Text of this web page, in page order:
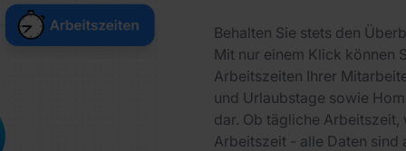
Behalten Sie stets den
Mit nur einem Klick können
Arbeitszeiten Ihrer
und Urlaubstage sowie
dar. Ob tägliche
Arbeitszeit - alle Daten sind